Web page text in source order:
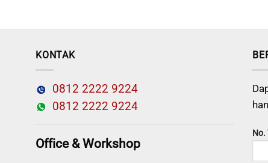
KONTAK
0812 2222 9224
0812 2222 9224
Office & Workshop
No.